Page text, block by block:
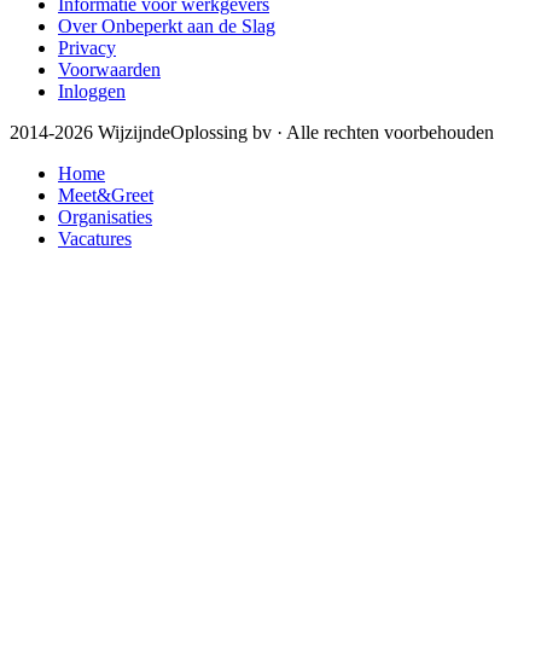
Informatie voor werkgevers
Over Onbeperkt aan de Slag
Privacy
Voorwaarden
Inloggen
2014-2026 WijzijndeOplossing bv · Alle rechten voorbehouden
Home
Meet&Greet
Organisaties
Vacatures